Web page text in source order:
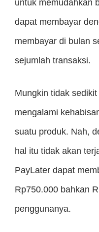
untuk memudahkan
dapat membayar
membayar di bulan
sejumlah transaksi.
Mungkin tidak
mengalami
suatu produk. Nah,
hal itu tidak akan
PayLater dapat
Rp750.000 bahkan
penggunanya.